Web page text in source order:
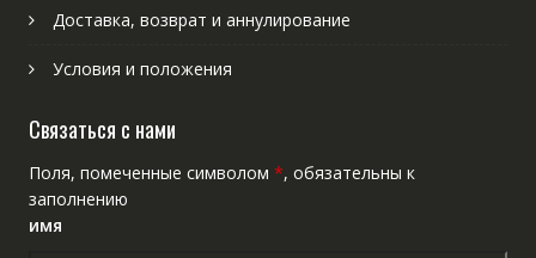
Доставка, возврат и аннулирование
Условия и положения
Связаться с нами
Поля, помеченные символом *, обязательны к
заполнению
имя